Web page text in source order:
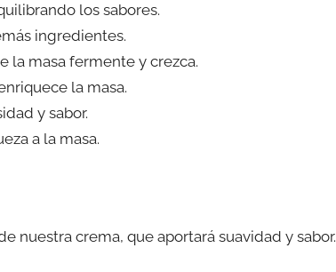
los sabores.
ingredientes.
la masa fermente y crezca.
la masa.
y sabor.
a la masa.
nuestra crema, que aportará suavidad y sabor.